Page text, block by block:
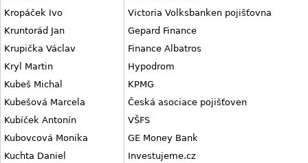
Kropáček Ivo
Victoria Volksbanken pojišťovna
Kruntorád Jan
Gepard Finance
Krupička Václav
Finance Albatros
Kryl Martin
Hypodrom
Kubeš Michal
KPMG
Kubešová Marcela
Česká asociace pojišťoven
Kubíček Antonín
VŠFS
Kubovcová Monika
GE Money Bank
Kuchta Daniel
Investujeme.cz